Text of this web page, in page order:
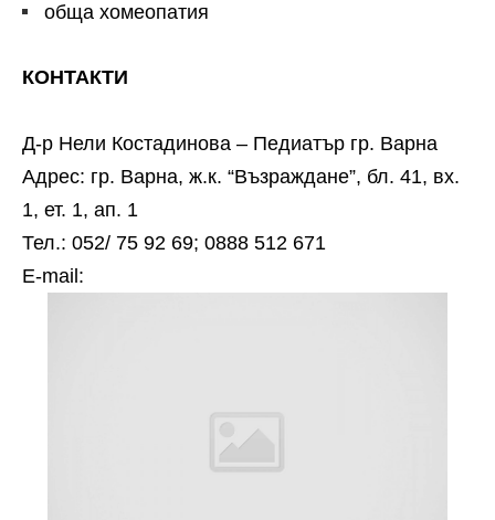
обща хомеопатия
КОНТАКТИ
Д-р Нели Костадинова – Педиатър гр. Варна
Адрес: гр. Варна, ж.к. “Възраждане”, бл. 41, вх.
1, ет. 1, ап. 1
Тел.: 052/ 75 92 69; 0888 512 671
Е-mail: